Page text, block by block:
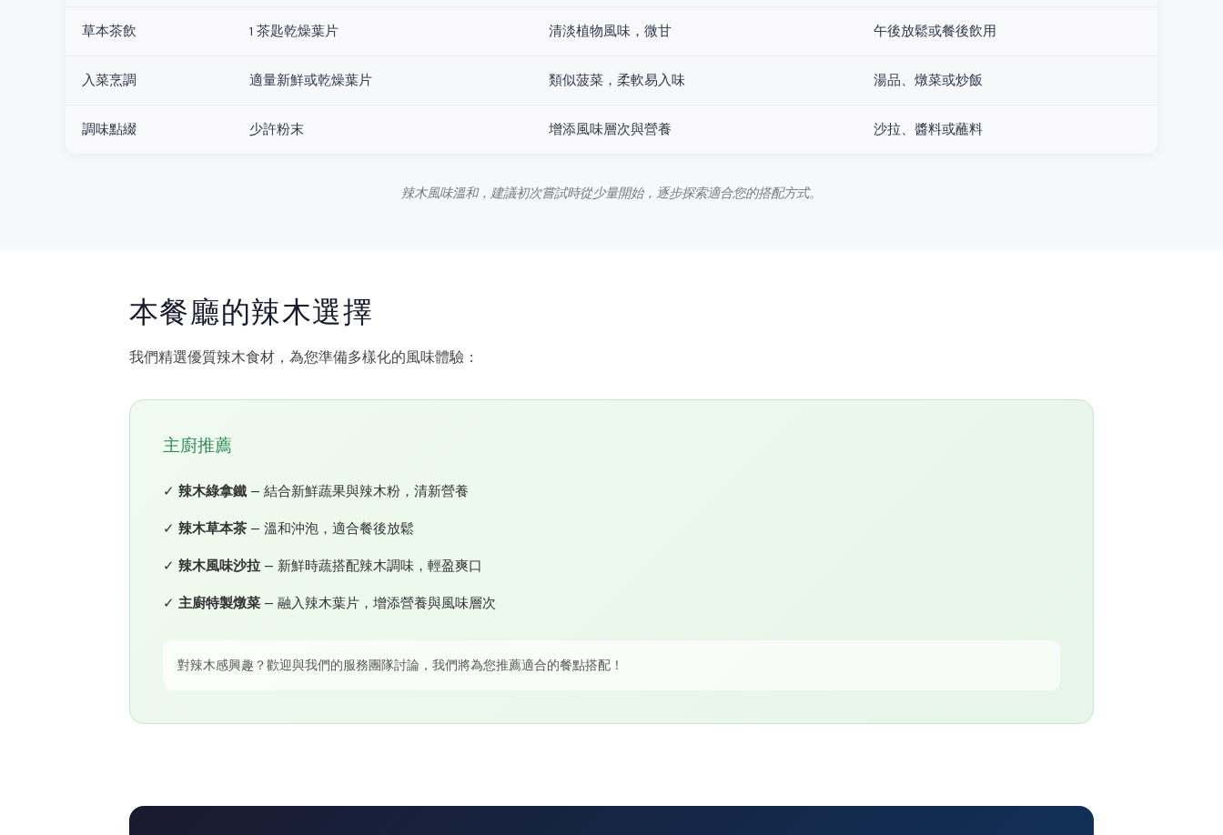
草本茶飲 1 茶匙乾燥葉片 清淡植物風味，微甘 午後放鬆或餐後飲用
入菜烹調 適量新鮮或乾燥葉片 類似菠菜，柔軟易入味 湯品、燉菜或炒飯
調味點綴 少許粉末 增添風味層次與營養 沙拉、醬料或蘸料
辣木風味溫和，建議初次嘗試時從少量開始，逐步探索適合您的搭配方式。
本餐廳的辣木選擇
我們精選優質辣木食材，為您準備多樣化的風味體驗：
主廚推薦
✓ 辣木綠拿鐵— 結合新鮮蔬果與辣木粉，清新營養
✓ 辣木草本茶— 溫和沖泡，適合餐後放鬆
✓ 辣木風味沙拉— 新鮮時蔬搭配辣木調味，輕盈爽口
✓ 主廚特製燉菜— 融入辣木葉片，增添營養與風味層次
對辣木感興趣？歡迎與我們的服務團隊討論，我們將為您推薦適合的餐點搭配！